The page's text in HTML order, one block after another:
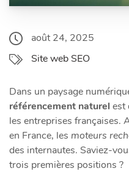
août 24, 2025
Site web SEO
Dans un paysage
référencement naturel est
les entreprises françaises.
en France, les moteurs
des internautes. Saviez-
trois premières positions ?